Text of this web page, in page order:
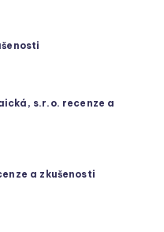
s.r.o. recenze a
a zkušenosti